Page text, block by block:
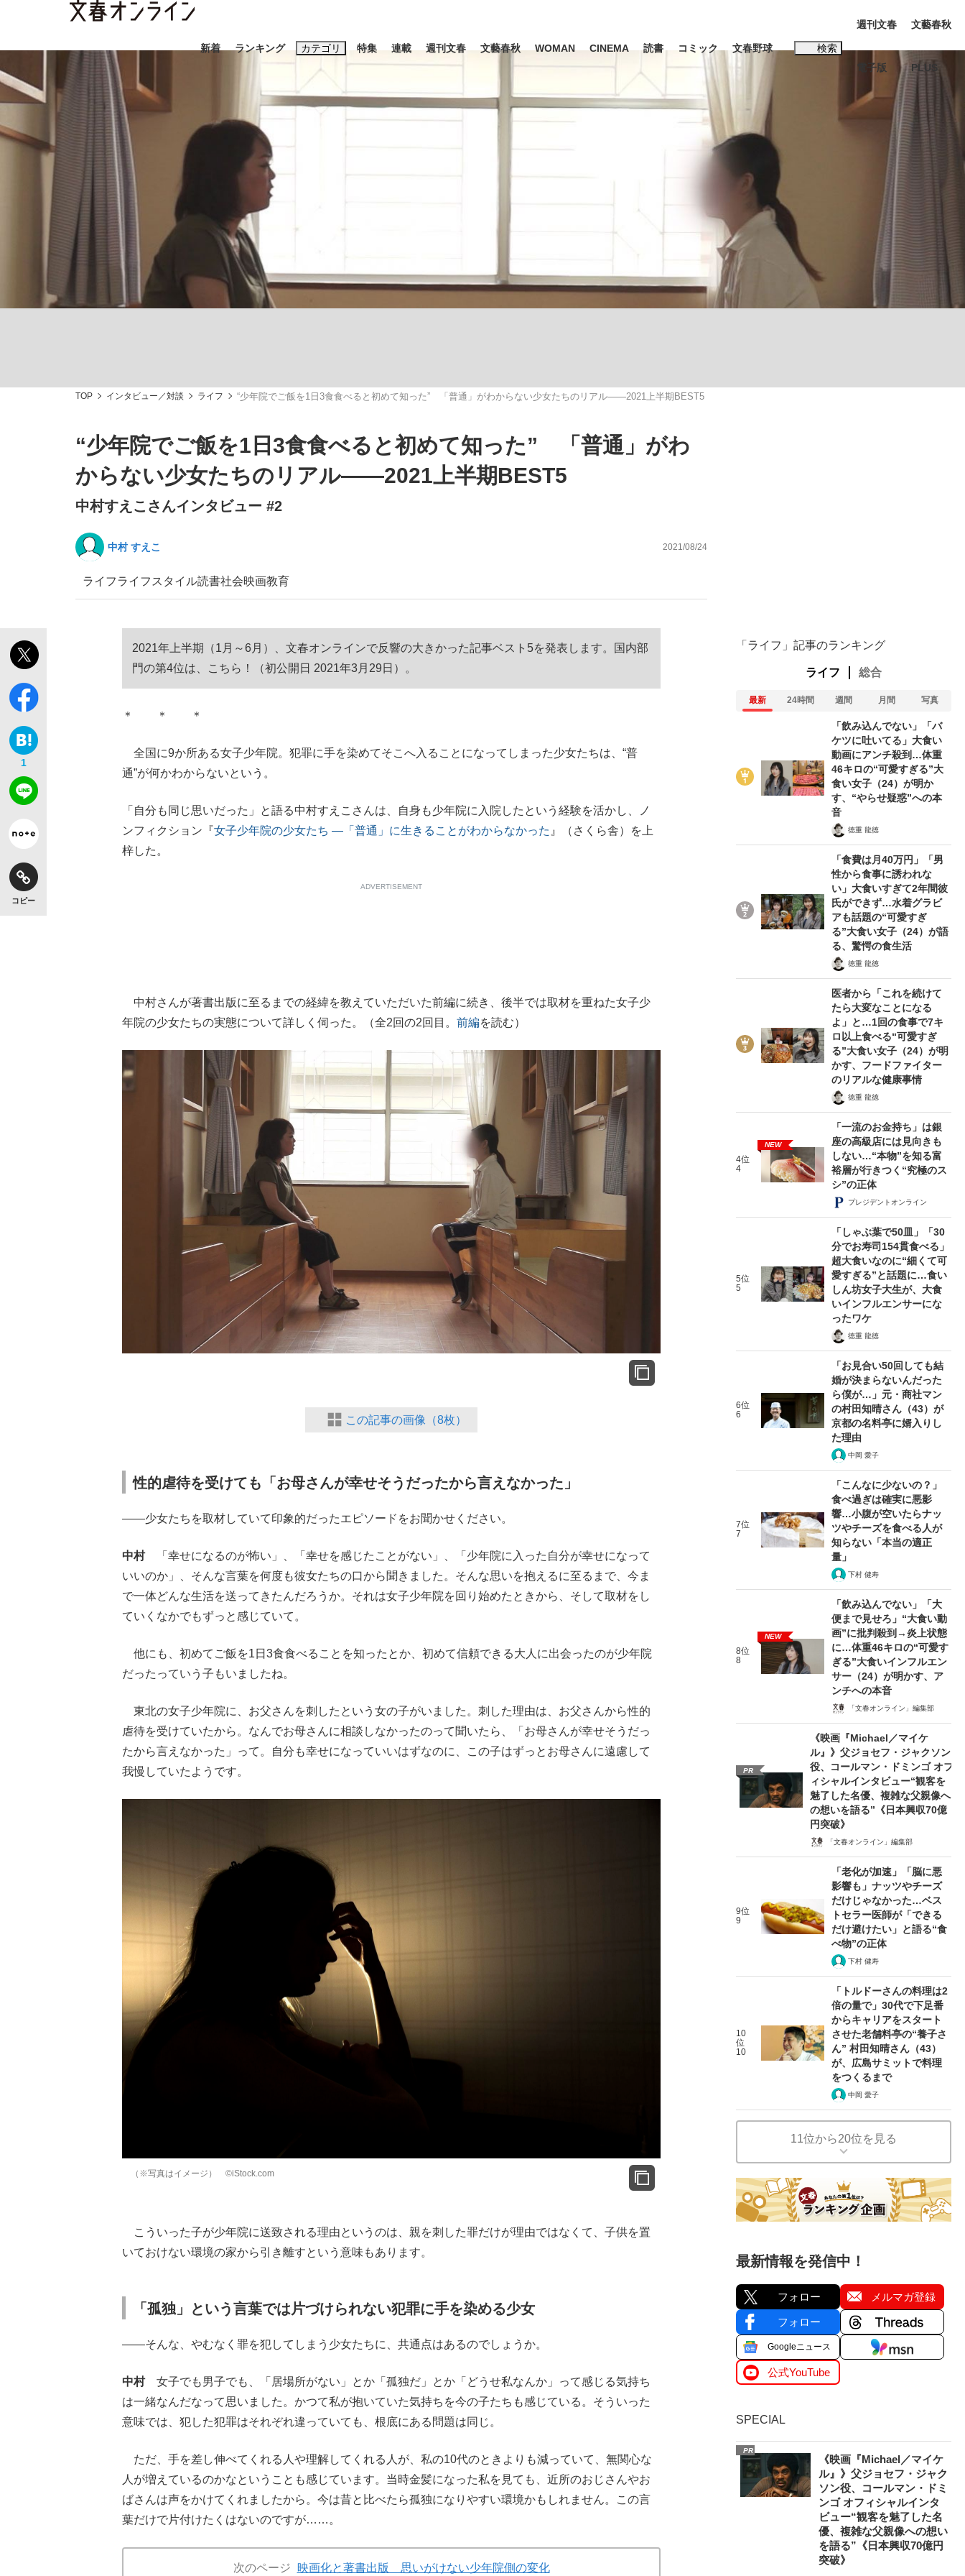
新着 ランキング カテゴリ
ニュース 読書
「90%は失敗する。でも…」本田圭佑が初めて明かした日本代表監督に... 「最悪の空気のまま解散」WBC日本代表“敗戦”の真実 選手が明かす...
「敗因分析は一切聞かれなかった」侍ジャパン選手が証言した“NPB聞... 「クマが悪者扱いされているのが悲しい」『北の国から』倉本聰氏（91...
「目標達成できなかったからと言って…」サッカー日本代表・森保一監督...
特集
終戦から81年
キングの誕生を、目撃せよ。
もっと見る
連載 週刊文春 文藝春秋 WOMAN CINEMA 読書 コミック 文春野球 検索
おすすめのキーワードタグ一覧
#藤田晋 #三山凌輝 #森岡毅
#玉木雄一郎
週刊文春
電子版
文藝春秋
PLUS
TOP インタビュー／対談 ライフ “少年院でご飯を1日3食食べると初めて知った” 「普通」がわからない少女たちのリアル――2021上半期BEST5
“少年院でご飯を1日3食食べると初めて知った” 「普通」がわ
からない少女たちのリアル――2021上半期BEST5
中村すえこさんインタビュー #2
中村 すえこ 2021/08/24
ライフライフスタイル読書社会映画教育
1
コピー
2021年上半期（1月～6月）、文春オンラインで反響の大きかった記事ベスト5を発表します。国内部
門の第4位は、こちら！（初公開日 2021年3月29日）。
＊ ＊ ＊
全国に9か所ある女子少年院。犯罪に手を染めてそこへ入ることになってしまった少女たちは、“普
通”が何かわからないという。
「自分も同じ思いだった」と語る中村すえこさんは、自身も少年院に入院したという経験を活かし、ノ
ンフィクション『女子少年院の少女たち ―「普通」に生きることがわからなかった 』（さくら舎）を上
梓した。
ADVERTISEMENT
中村さんが著書出版に至るまでの経緯を教えていただいた前編に続き、後半では取材を重ねた女子少
年院の少女たちの実態について詳しく伺った。（全2回の2回目。 前編を読む）
この記事の画像（8枚）
性的虐待を受けても「お母さんが幸せそうだったから言えなかった」
――少女たちを取材していて印象的だったエピソードをお聞かせください。
中村
「幸せになるのが怖い」、「幸せを感じたことがない」、「少年院に入った自分が幸せになって
いいのか」、そんな言葉を何度も彼女たちの口から聞きました。そんな思いを抱えるに至るまで、今ま
で一体どんな生活を送ってきたんだろうか。それは女子少年院を回り始めたときから、そして取材をし
ていくなかでもずっと感じていて。
他にも、初めてご飯を1日3食食べることを知ったとか、初めて信頼できる大人に出会ったのが少年院
だったっていう子もいましたね。
東北の女子少年院に、お父さんを刺したという女の子がいました。刺した理由は、お父さんから性的
虐待を受けていたから。なんでお母さんに相談しなかったのって聞いたら、「お母さんが幸せそうだっ
たから言えなかった」って。自分も幸せになっていいはずなのに、この子はずっとお母さんに遠慮して
我慢していたようです。
（※写真はイメージ） ©️iStock.com
こういった子が少年院に送致される理由というのは、親を刺した罪だけが理由ではなくて、子供を置
いておけない環境の家から引き離すという意味もあります。
「孤独」という言葉では片づけられない犯罪に手を染める少女
――そんな、やむなく罪を犯してしまう少女たちに、共通点はあるのでしょうか。
中村女子でも男子でも、「居場所がない」とか「孤独だ」とか「どうせ私なんか」って感じる気持ち
は一緒なんだなって思いました。かつて私が抱いていた気持ちを今の子たちも感じている。そういった
意味では、犯した犯罪はそれぞれ違っていても、根底にある問題は同じ。
ただ、手を差し伸べてくれる人や理解してくれる人が、私の10代のときよりも減っていて、無関心な
人が増えているのかなということも感じています。当時金髪になった私を見ても、近所のおじさんやお
ばさんは声をかけてくれましたから。今は昔と比べたら孤独になりやすい環境かもしれません。この言
葉だけで片付けたくはないのですが……。
次のページ 映画化と著書出版 思いがけない少年院側の変化
「ライフ」記事のランキング
ライフ 総合
最新 24時間 週間 月間 写真
「飲み込んでない」「バ
ケツに吐いてる」大食い
動画にアンチ殺到…体重
46キロの“可愛すぎる”大
食い女子（24）が明か
す、“やらせ疑惑”への本
音
徳重 龍徳
「食費は月40万円」「男
性から食事に誘われな
い」大食いすぎて2年間彼
氏ができず…水着グラビ
アも話題の“可愛すぎ
る”大食い女子（24）が語
る、驚愕の食生活
徳重 龍徳
医者から「これを続けて
たら大変なことになる
よ」と…1回の食事で7キ
ロ以上食べる“可愛すぎ
る”大食い女子（24）が明
かす、フードファイター
のリアルな健康事情
徳重 龍徳
4位
4
NEW
「一流のお金持ち」は銀
座の高級店には見向きも
しない…“本物”を知る富
裕層が行きつく“究極のス
シ”の正体
プレジデントオンライン
5位
5
「しゃぶ葉で50皿」「30
分でお寿司154貫食べる」
超大食いなのに“細くて可
愛すぎる”と話題に…食い
しん坊女子大生が、大食
いインフルエンサーにな
ったワケ
徳重 龍徳
6位
6
「お見合い50回しても結
婚が決まらないんだった
ら僕が…」元・商社マン
の村田知晴さん（43）が
京都の名料亭に婿入りし
た理由
中岡 愛子
7位
7
「こんなに少ないの？」
食べ過ぎは確実に悪影
響…小腹が空いたらナッ
ツやチーズを食べる人が
知らない「本当の適正
量」
下村 健寿
8位
8
NEW
「飲み込んでない」「大
便まで見せろ」“大食い動
画”に批判殺到→炎上状態
に…体重46キロの“可愛す
ぎる”大食いインフルエン
サー（24）が明かす、ア
ンチへの本音
「文春オンライン」編集部
PR
《映画『Michael／マイケ
ル』》父ジョセフ・ジャクソン
役、コールマン・ドミンゴ オフ
ィシャルインタビュー“観客を
魅了した名優、複雑な父親像へ
の想いを語る”《日本興収70億
円突破》
「文春オンライン」編集部
9位
9
「老化が加速」「脳に悪
影響も」ナッツやチーズ
だけじゃなかった…ベス
トセラー医師が「できる
だけ避けたい」と語る“食
べ物”の正体
下村 健寿
10
位
10
「トルドーさんの料理は2
倍の量で」30代で下足番
からキャリアをスタート
させた老舗料亭の“養子さ
ん” 村田知晴さん（43）
が、広島サミットで料理
をつくるまで
中岡 愛子
11位から20位を見る
最新情報を発信中！
フォロー メルマガ登録
フォロー
Googleニュース
公式YouTube
SPECIAL
PR
《映画『Michael／マイケ
ル』》父ジョセフ・ジャク
ソン役、コールマン・ドミ
ンゴ オフィシャルインタ
ビュー“観客を魅了した名
優、複雑な父親像への想い
を語る”《日本興収70億円
突破》